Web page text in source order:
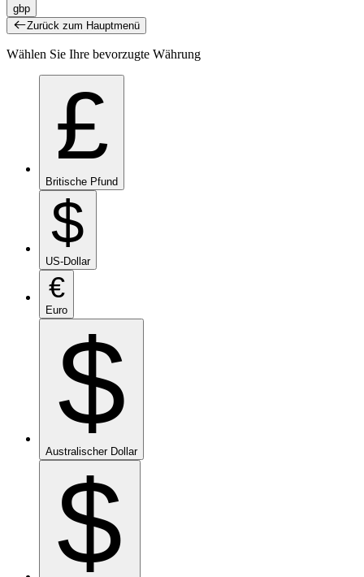
gbp
Zurück zum Hauptmenü
Wählen Sie Ihre bevorzugte Währung
£
Britische Pfund
$
US-Dollar
€
Euro
$
Australischer Dollar
$